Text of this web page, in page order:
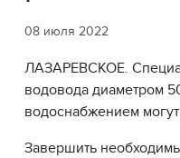
08 июля 2022
ЛАЗАРЕВСКОЕ.
водовода диаметром
водоснабжением
Завершить